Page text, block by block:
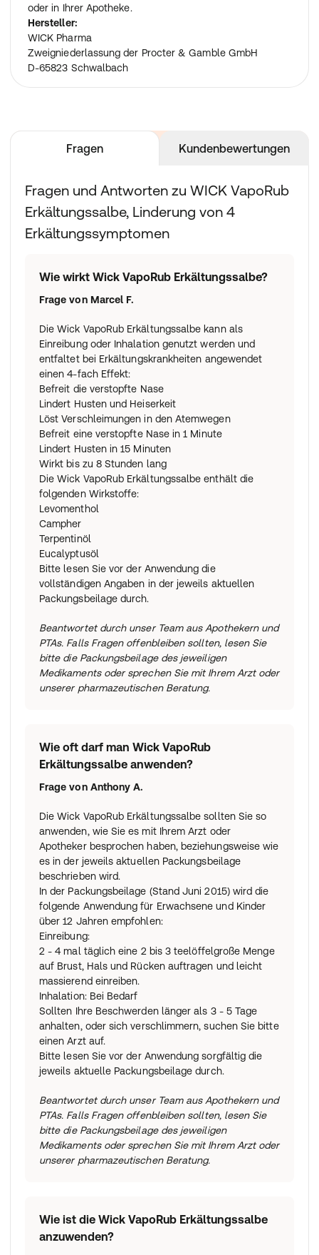
oder in Ihrer Apotheke.
Hersteller:
WICK Pharma
Zweigniederlassung der Procter & Gamble GmbH
D-65823 Schwalbach
Fragen Kundenbewertungen
Fragen und Antworten zu WICK VapoRub
Erkältungssalbe, Linderung von 4
Erkältungssymptomen
Wie wirkt Wick VapoRub Erkältungssalbe?
Frage von Marcel F.
Die Wick VapoRub Erkältungssalbe kann als
Einreibung oder Inhalation genutzt werden und
entfaltet bei Erkältungskrankheiten angewendet
einen 4-fach Effekt:
Befreit die verstopfte Nase
Lindert Husten und Heiserkeit
Löst Verschleimungen in den Atemwegen
Befreit eine verstopfte Nase in 1 Minute
Lindert Husten in 15 Minuten
Wirkt bis zu 8 Stunden lang
Die Wick VapoRub Erkältungssalbe enthält die
folgenden Wirkstoffe:
Levomenthol
Campher
Terpentinöl
Eucalyptusöl
Bitte lesen Sie vor der Anwendung die
vollständigen Angaben in der jeweils aktuellen
Packungsbeilage durch.
Beantwortet durch unser Team aus Apothekern und
PTAs. Falls Fragen offenbleiben sollten, lesen Sie
bitte die Packungsbeilage des jeweiligen
Medikaments oder sprechen Sie mit Ihrem Arzt oder
unserer pharmazeutischen Beratung.
Wie oft darf man Wick VapoRub
Erkältungssalbe anwenden?
Frage von Anthony A.
Die Wick VapoRub Erkältungssalbe sollten Sie so
anwenden, wie Sie es mit Ihrem Arzt oder
Apotheker besprochen haben, beziehungsweise wie
es in der jeweils aktuellen Packungsbeilage
beschrieben wird.
In der Packungsbeilage (Stand Juni 2015) wird die
folgende Anwendung für Erwachsene und Kinder
über 12 Jahren empfohlen:
Einreibung:
2 - 4 mal täglich eine 2 bis 3 teelöffelgroße Menge
auf Brust, Hals und Rücken auftragen und leicht
massierend einreiben.
Inhalation: Bei Bedarf
Sollten Ihre Beschwerden länger als 3 - 5 Tage
anhalten, oder sich verschlimmern, suchen Sie bitte
einen Arzt auf.
Bitte lesen Sie vor der Anwendung sorgfältig die
jeweils aktuelle Packungsbeilage durch.
Beantwortet durch unser Team aus Apothekern und
PTAs. Falls Fragen offenbleiben sollten, lesen Sie
bitte die Packungsbeilage des jeweiligen
Medikaments oder sprechen Sie mit Ihrem Arzt oder
unserer pharmazeutischen Beratung.
Wie ist die Wick VapoRub Erkältungssalbe
anzuwenden?